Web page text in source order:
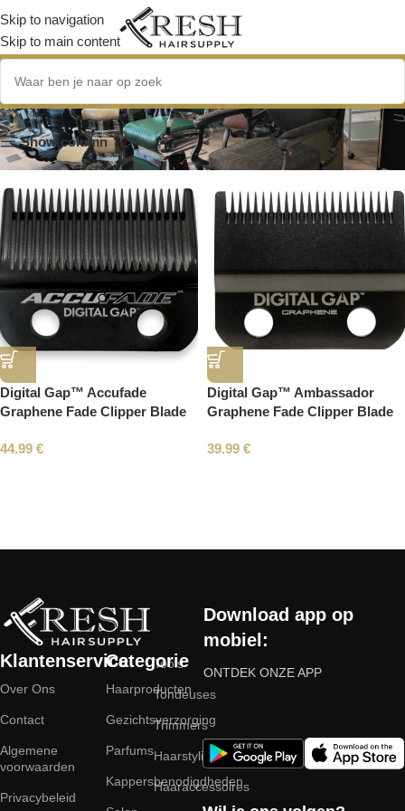
Skip to navigation
Skip to main content
duurzame messen
Show column
Digital Gap™ Accufade
Graphene Fade Clipper Blade
44.99 €
Digital Gap™ Ambassador
Graphene Fade Clipper Blade
39.99 €
Klantenservice
Over Ons
Contact
Algemene
voorwaarden
Privacybeleid
Categorie
Haarproducten
Gezichtsverzorging
Parfums
Kappersbenodigdheden
Tools
Tondeuses
Trimmers
Haarstyling
Haaraccessoires
Download app op
mobiel:
ONTDEK ONZE APP